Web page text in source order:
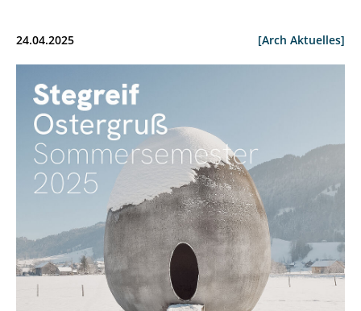
24.04.2025 [Arch Aktuelles]